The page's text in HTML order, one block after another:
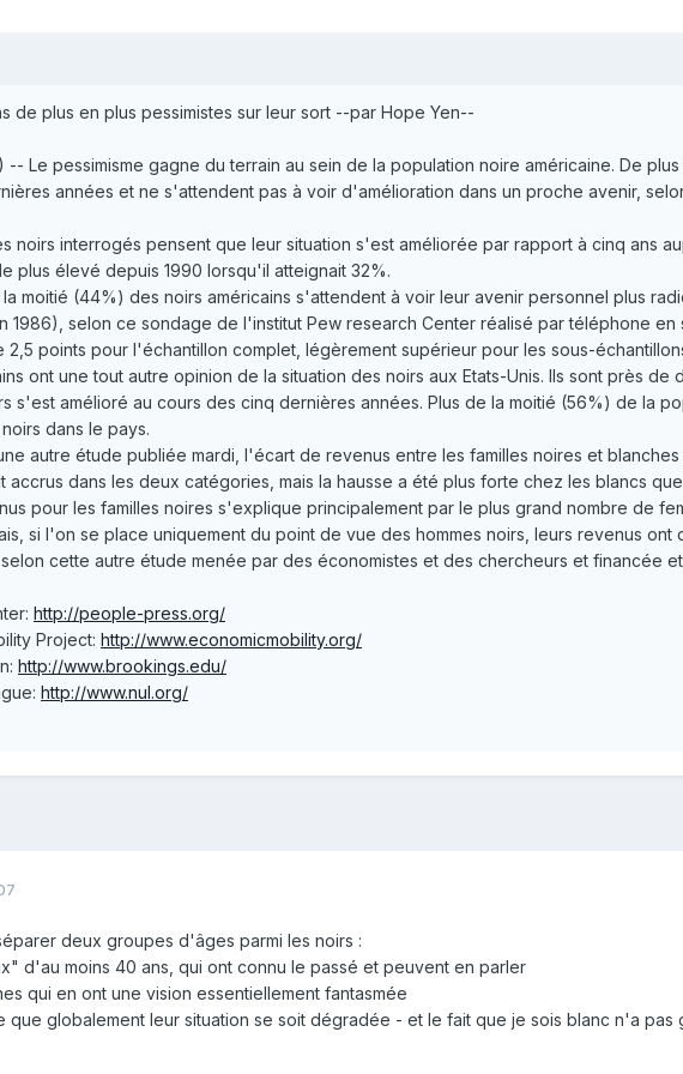
de plus en plus pessimistes sur leur sort --par Hope Yen--
-- Le pessimisme gagne du terrain au sein de la population noire américaine. De
années et ne s'attendent pas à voir d'amélioration dans un proche avenir,
noirs interrogés pensent que leur situation s'est améliorée par rapport à cinq ans
plus élevé depuis 1990 lorsqu'il atteignait 32%.
moitié (44%) des noirs américains s'attendent à voir leur avenir personnel plus
1986), selon ce sondage de l'institut Pew research Center réalisé par téléphone
points pour l'échantillon complet, légèrement supérieur pour les sous-
ont une tout autre opinion de la situation des noirs aux Etats-Unis. Ils sont près
s'est amélioré au cours des cinq dernières années. Plus de la moitié (56%) de la
dans le pays.
autre étude publiée mardi, l'écart de revenus entre les familles noires et
accrus dans les deux catégories, mais la hausse a été plus forte chez les blancs
pour les familles noires s'explique principalement par le plus grand nombre de
si l'on se place uniquement du point de vue des hommes noirs, leurs revenus ont
cette autre étude menée par des économistes et des chercheurs et financée
http://people-press.org/
Project: http://www.economicmobility.org/
http://www.brookings.edu/
http://www.nul.org/
deux groupes d'âges parmi les noirs :
d'au moins 40 ans, qui ont connu le passé et peuvent en parler
qui en ont une vision essentiellement fantasmée
que globalement leur situation se soit dégradée - et le fait que je sois blanc n'a pas